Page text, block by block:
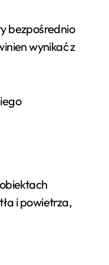
bezpośrednio
wynikać z
i powietrza,